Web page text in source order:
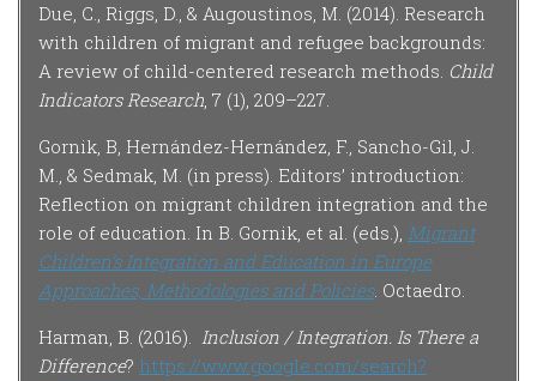
Due, C., Riggs, D., & Augoustinos, M. (2014). Research
with children of migrant and refugee backgrounds:
A review of child-centered research methods. Child
Indicators Research, 7 (1), 209–227.
Gornik, B, Hernández-Hernández, F., Sancho-Gil, J.
M., & Sedmak, M. (in press). Editors’ introduction:
Reflection on migrant children integration and the
role of education. In B. Gornik, et al. (eds.), Migrant
Children’s Integration and Education in Europe
Approaches, Methodologies and Policies. Octaedro.
Harman, B. (2016). Inclusion / Integration. Is There a
Difference? https://www.google.com/search?